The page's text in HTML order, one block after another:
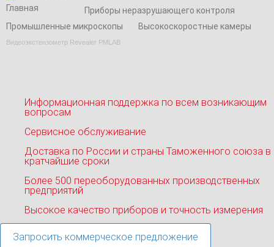
Приборы неразрушающего контроля
Промышленные микроскопы
Высокоскоростные камеры
Видеоэкстензометр Revealer PMLAB
Информационная поддержка по всем возникающим
вопросам
Сервисное обслуживание
Доставка по России и страны Таможенного союза в
кратчайшие сроки
Более 500 переоборудованных производственных
предприятий
Высокое качество приборов и точность измерения
Запросить коммерческое предложение